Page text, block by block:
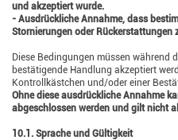
und akzeptiert wurde.
- Ausdrückliche Annahme, dass
Stornierungen oder Rückerstattungen
Diese Bedingungen müssen während
bestätigende Handlung akzeptiert
Kontrollkästchen und/oder einer
Ohne diese ausdrückliche Annahme
abgeschlossen werden und gilt nicht
10.1. Sprache und Gültigkeit